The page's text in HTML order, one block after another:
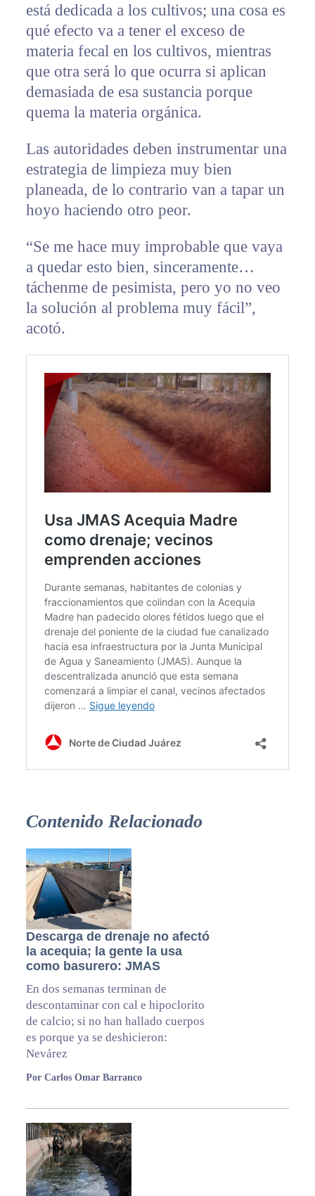
está dedicada a los cultivos; una cosa es
qué efecto va a tener el exceso de
materia fecal en los cultivos, mientras
que otra será lo que ocurra si aplican
demasiada de esa sustancia porque
quema la materia orgánica.
Las autoridades deben instrumentar una
estrategia de limpieza muy bien
planeada, de lo contrario van a tapar un
hoyo haciendo otro peor.
“Se me hace muy improbable que vaya
a quedar esto bien, sinceramente…
táchenme de pesimista, pero yo no veo
la solución al problema muy fácil”,
acotó.
Contenido Relacionado
Descarga de drenaje no afectó
la acequia; la gente la usa
como basurero: JMAS
En dos semanas terminan de
descontaminar con cal e hipoclorito
de calcio; si no han hallado cuerpos
es porque ya se deshicieron:
Nevárez
Por Carlos Omar Barranco